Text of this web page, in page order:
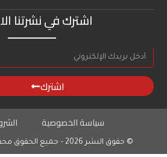
اشترك في نشرتنا
اشترك
© حقوق النشر 2026 – جميع الحقوق محفوظة | أطاك المغرب
سياسة الخصوصية